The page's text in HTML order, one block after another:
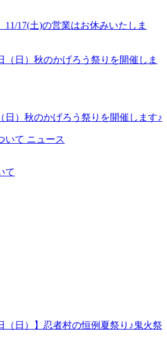
17(土)の営業はお休みいたしま
日）秋のかげろう祭りを開催します♪
ニュース
て